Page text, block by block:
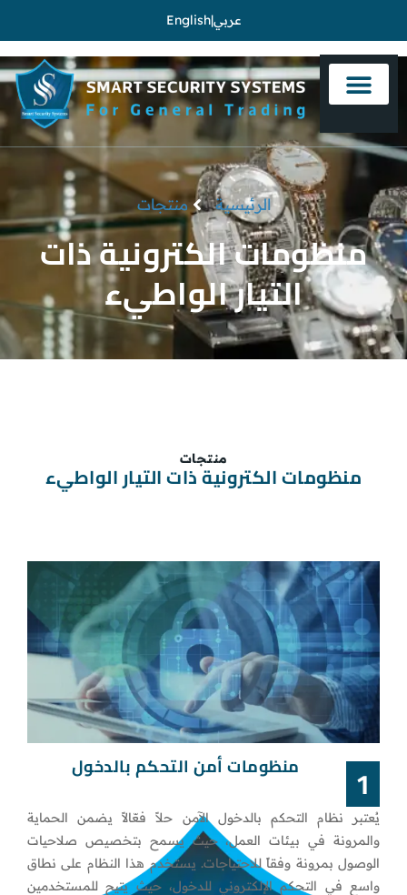
English|عربي
منتجات الرئيسية
منظومات الكترونية ذات
التيار الواطيء
منتجات
منظومات الكترونية ذات التيار الواطيء
1 منظومات أمن التحكم بالدخول
يُعتبر نظام التحكم بالدخول الآمن حلاً فعّالاً يضمن الحماية
والمرونة في بيئات العمل، حيث يسمح بتخصيص صلاحيات
الوصول بمرونة وفقاً للاحتياجات. يستخدم هذا النظام على نطاق
واسع في التحكم الإلكتروني للدخول، حيث يتيح للمستخدمين